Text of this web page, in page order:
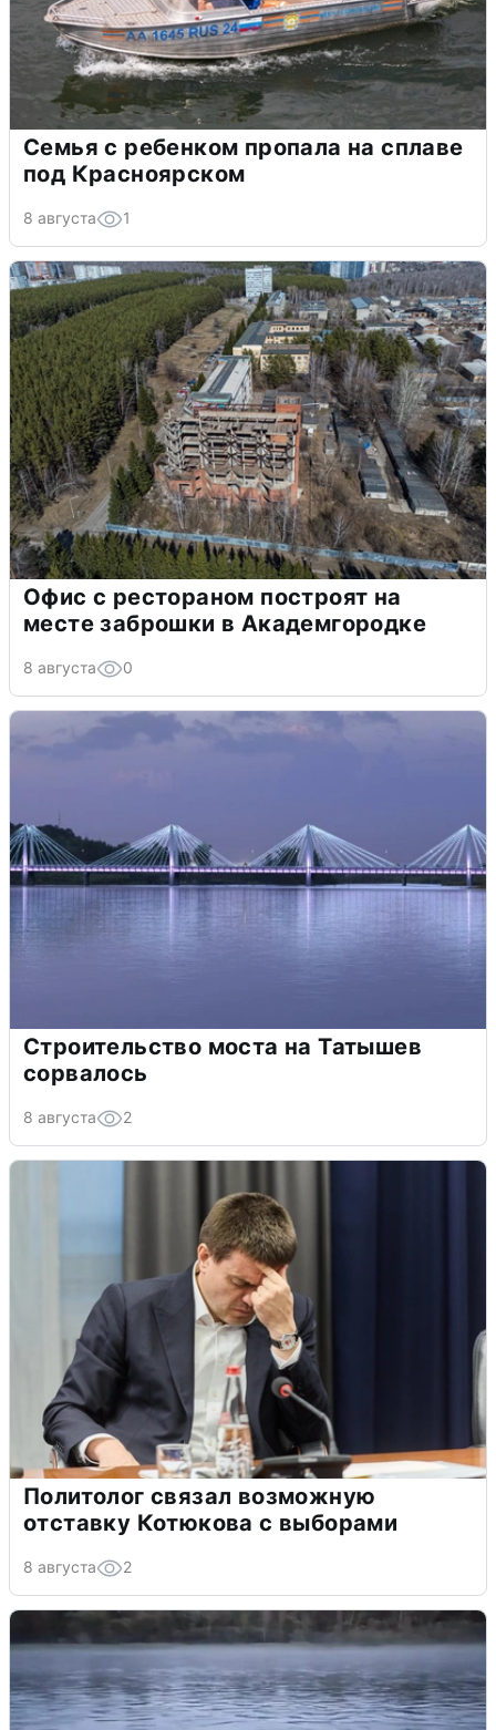
Семья с ребенком пропала на сплаве
под Красноярском
8 августа 1
Офис с рестораном построят на
месте заброшки в Академгородке
8 августа 0
Строительство моста на Татышев
сорвалось
8 августа 2
Политолог связал возможную
отставку Котюкова с выборами
8 августа 2